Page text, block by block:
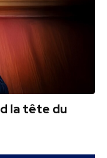
la tête du